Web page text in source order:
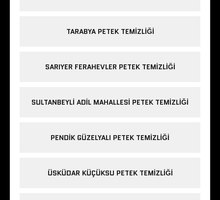
TARABYA PETEK TEMIZLIĞI
SARIYER FERAHEVLER PETEK TEMIZLIĞI
SULTANBEYLI ADIL MAHALLESI PETEK TEMIZLIĞI
PENDIK GÜZELYALI PETEK TEMIZLIĞI
ÜSKÜDAR KÜÇÜKSU PETEK TEMIZLIĞI